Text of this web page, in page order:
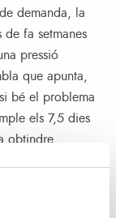
demanda, la
fa setmanes
pressió
que apunta,
bé el problema
els 7,5 dies
obtindre
fent